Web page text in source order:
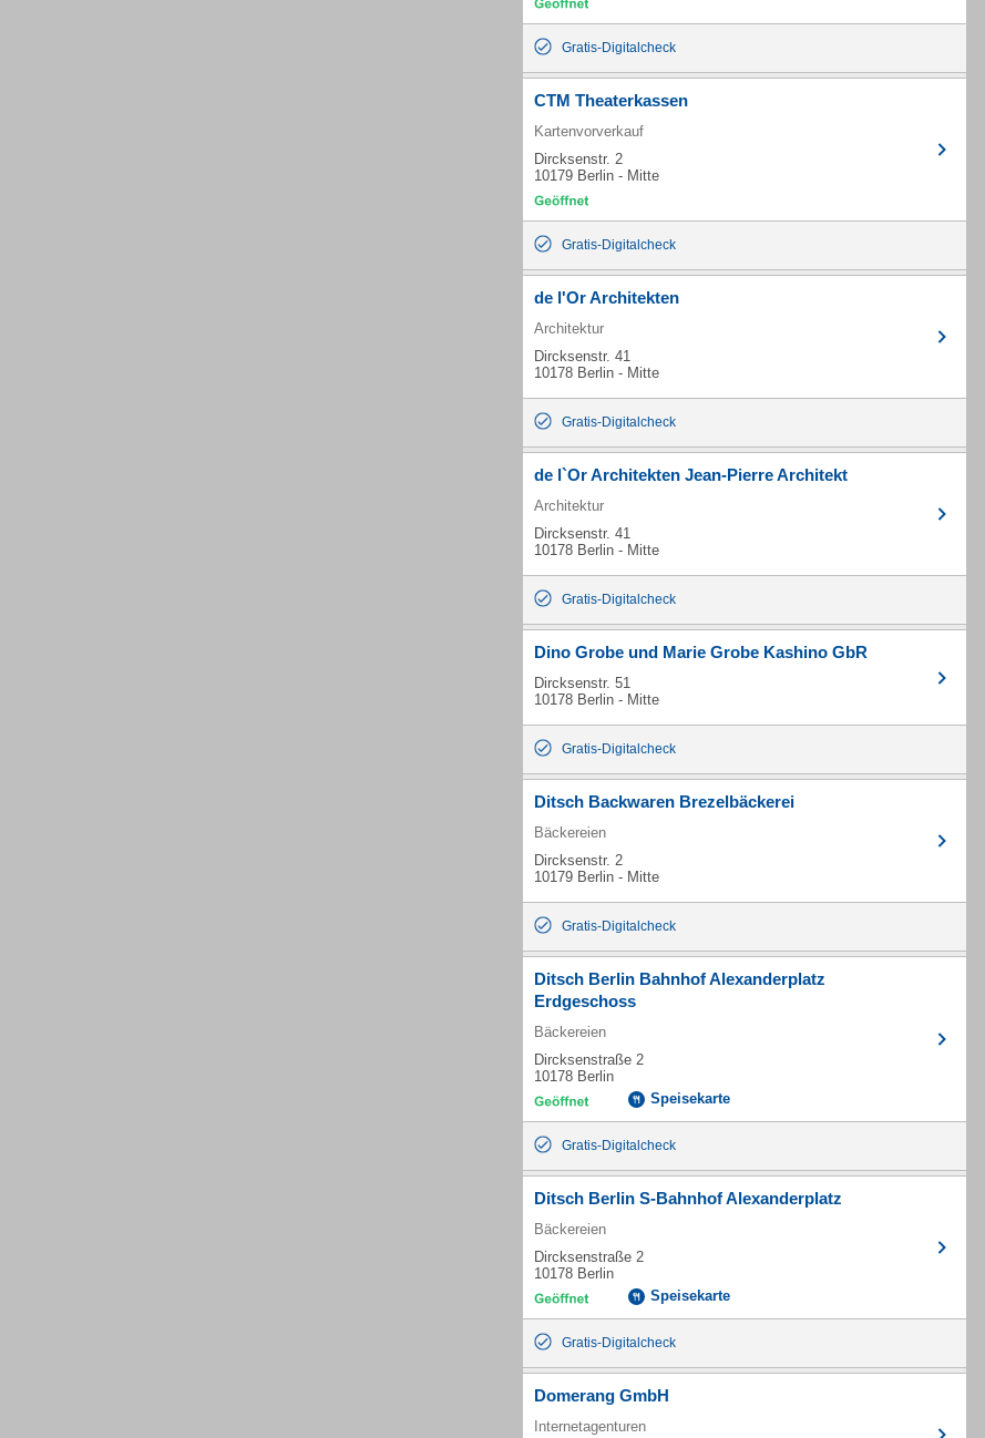
Gratis-Digitalcheck
CTM Theaterkassen
Kartenvorverkauf
Dircksenstr. 2
10179 Berlin - Mitte
Gratis-Digitalcheck
de l'Or Architekten
Architektur
Dircksenstr. 41
10178 Berlin - Mitte
Gratis-Digitalcheck
de l`Or Architekten Jean-Pierre Architekt
Architektur
Dircksenstr. 41
10178 Berlin - Mitte
Gratis-Digitalcheck
Dino Grobe und Marie Grobe Kashino GbR
Dircksenstr. 51
10178 Berlin - Mitte
Gratis-Digitalcheck
Ditsch Backwaren Brezelbäckerei
Bäckereien
Dircksenstr. 2
10179 Berlin - Mitte
Gratis-Digitalcheck
Ditsch Berlin Bahnhof Alexanderplatz
Erdgeschoss
Bäckereien
Dircksenstraße 2
10178 Berlin
Speisekarte
Gratis-Digitalcheck
Ditsch Berlin S-Bahnhof Alexanderplatz
Bäckereien
Dircksenstraße 2
10178 Berlin
Speisekarte
Gratis-Digitalcheck
Domerang GmbH
Internetagenturen